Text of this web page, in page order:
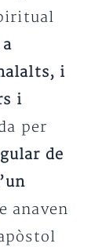
i
i
per
de
anaven